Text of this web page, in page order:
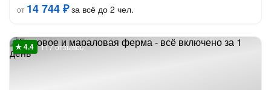
от 14 744 ₽за всё до 2 чел.
117 отзывов